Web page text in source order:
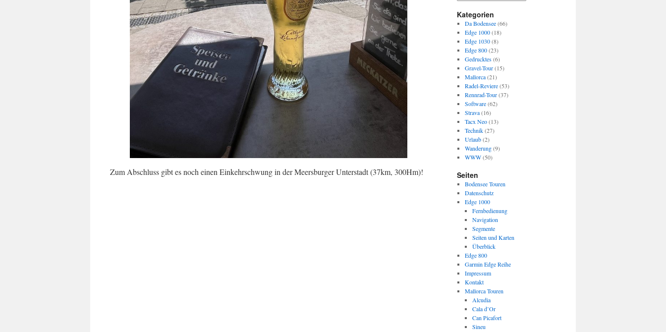
Zum Abschluss gibt es noch einen Einkehrschwung in der Meersburger Unterstadt (37km, 300Hm)!
Kategorien
Da Bodensee(66)
Edge 1000(18)
Edge 1030(8)
Edge 800(23)
Gedrucktes(6)
Gravel-Tour(15)
Mallorca(21)
Radel-Reviere(53)
Rennrad-Tour(37)
Software(62)
Strava(16)
Tacx Neo(13)
Technik(27)
Urlaub(2)
Wanderung(9)
WWW(50)
Seiten
Bodensee Touren
Datenschutz
Edge 1000
Fernbedienung
Navigation
Segmente
Seiten und Karten
Überblick
Edge 800
Garmin Edge Reihe
Impressum
Kontakt
Mallorca Touren
Alcudia
Cala d’Or
Can Picafort
Sineu